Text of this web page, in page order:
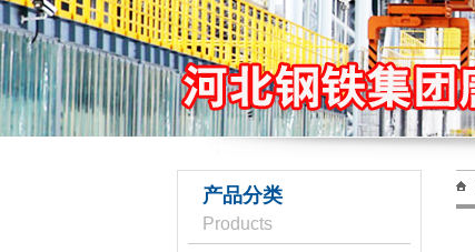
产品分类
Products